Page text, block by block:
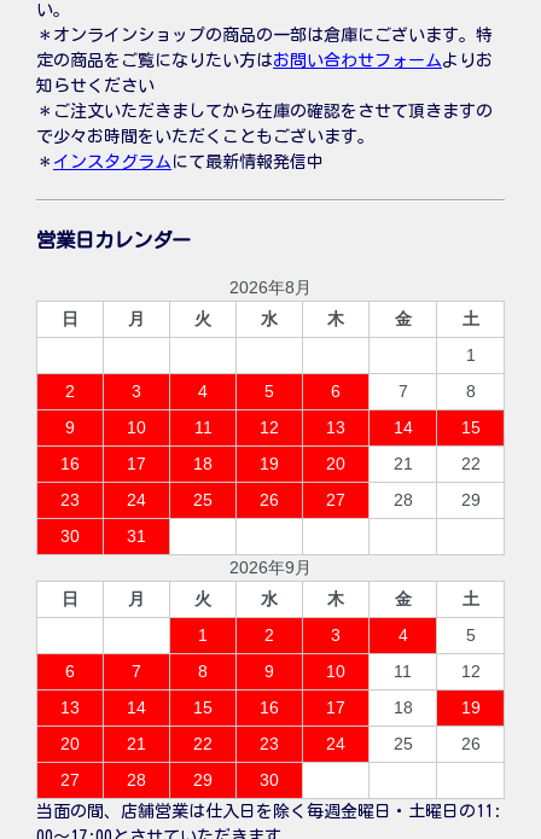
い。
＊オンラインショップの商品の一部は倉庫にございます。特
定の商品をご覧になりたい方はお問い合わせフォームよりお
知らせください
＊ご注文いただきましてから在庫の確認をさせて頂きますの
で少々お時間をいただくこともございます。
＊ インスタグラム にて最新情報発信中
営業日カレンダー
2026年8月
日
月 火 水 木 金
土
1
2
3 4 5 6 7
8
9
10 11 12 13 14
15
16
17 18 19 20 21
22
23
24 25 26 27 28
29
30
31
2026年9月
日
月 火 水 木 金
土
1
2 3 4
5
6
7 8 9 10 11
12
13
14 15 16 17 18
19
20
21 22 23 24 25
26
27
28 29 30
当面の間、店舗営業は仕入日を除く毎週金曜日・土曜日の11: